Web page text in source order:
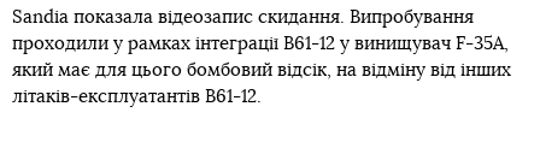
Sandia показала відеозапис скидання. Випробування
проходили у рамках інтеграції B61-12 у винищувач F-35A,
який має для цього бомбовий відсік, на відміну від інших
літаків-експлуатантів B61-12.